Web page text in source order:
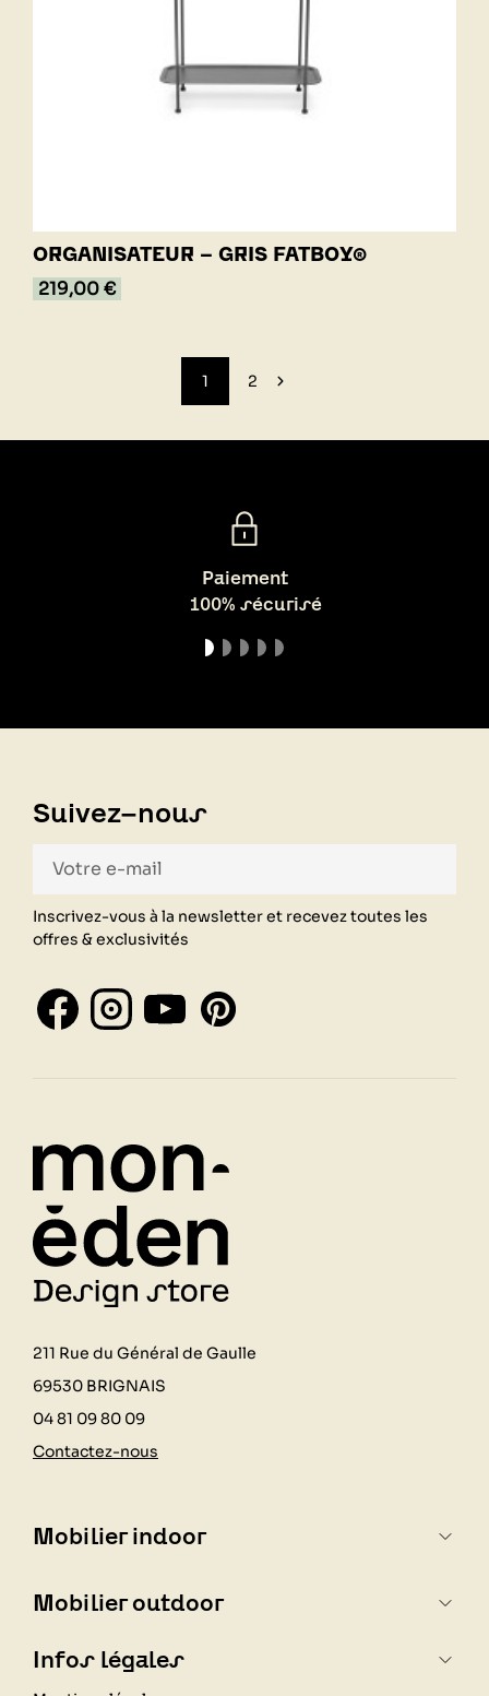
ORGANISATEUR - GRIS FATBOY®
219,00 €
1 2
Paiement
100% sécurisé
Suivez-nous
Inscrivez-vous à la newsletter et recevez toutes les
offres & exclusivités
211 Rue du Général de Gaulle
69530 BRIGNAIS
04 81 09 80 09
Contactez-nous
Mobilier indoor
Mobilier outdoor
Infos légales